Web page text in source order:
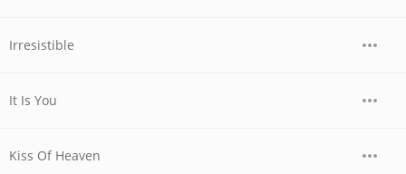
Irresistible
It Is You
Kiss Of Heaven